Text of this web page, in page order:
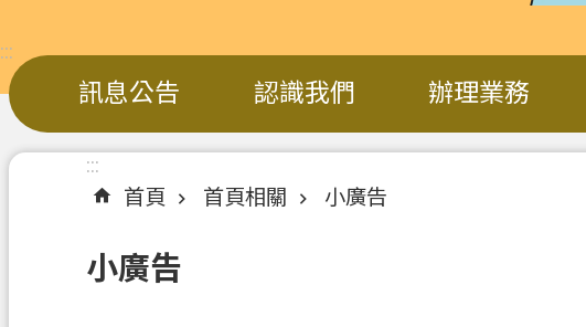
:::
訊息公告 認識我們 辦理業務
:::
首頁
首頁相關 小廣告
小廣告